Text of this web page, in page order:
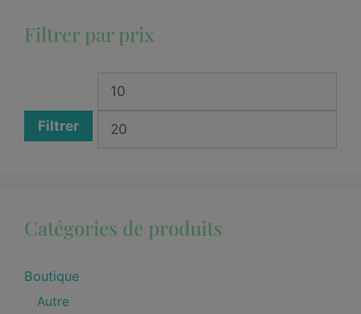
Filtrer par prix
Filtrer
Catégories de produits
Boutique
Autre